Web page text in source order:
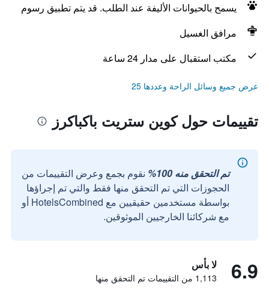
يسمح بالحيوانات الأليفة عند الطلب. قد يتم تطبيق رسوم
مرافق الغسيل
مكتب استقبال على مدار 24 ساعة
عرض جميع وسائل الراحة وعددها 25
تقييمات حول كوين ستريت باكباكرز
تم التحقق منه 100%
نقوم بجمع وعرض التقييمات من
الحجوزات التي تم التحقق منها فقط والتي تم إجراؤها
بواسطة مستخدمين حقيقيين مع HotelsCombined أو
مع شركائنا الخارجيين الموثوقين.
6.9 لا بأس
1,113 من التقييمات تم التحقق منها